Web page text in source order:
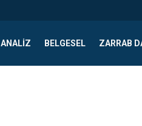
ANALIZ BELGESEL ZARRAB